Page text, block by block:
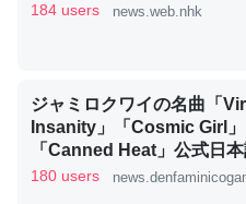
類は苦労してるんだな…。
ジになったり努力してるし。
─ニュース :: 【研究発表】昆虫学
いのか」に関する新仮説
184 users news.web.nhk
ジャミロクワイの名曲「
Insanity」「Cosmic Girl」
「Canned Heat」公式日
きMVがいきなり公開！「
180 users